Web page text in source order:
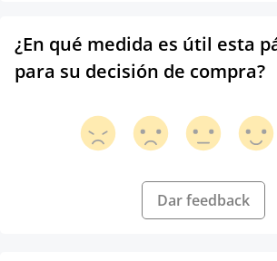
¿En qué medida es útil esta
para su decisión de compra?
Dar feedback